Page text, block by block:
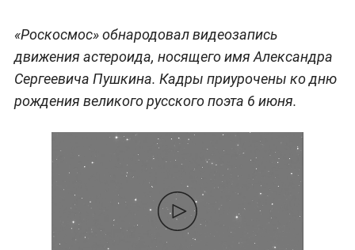
«Роскосмос» обнародовал видеозапись
движения астероида, носящего имя Александра
Сергеевича Пушкина. Кадры приурочены ко дню
рождения великого русского поэта 6 июня.